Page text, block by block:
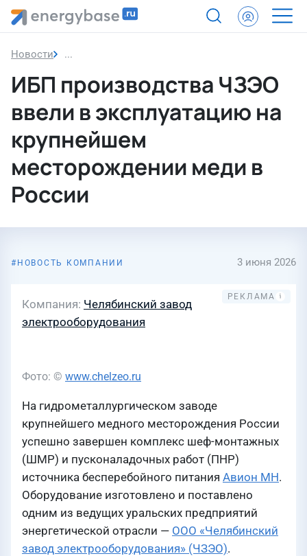
Новости ИБП производства ЧЗЭО ввели в
ИБП производства ЧЗЭО
ввели в эксплуатацию на
крупнейшем
месторождении меди в
России
НОВОСТЬ КОМПАНИИ 3 июня 2026
Компания Челябинский завод
электрооборудования
Фото: © www.chelzeo.ru
На гидрометаллургическом заводе
крупнейшего медного месторождения России
успешно завершен комплекс шеф-монтажных
(ШМР) и пусконаладочных работ (ПНР)
источника бесперебойного питания Авион МН.
Оборудование изготовлено и поставлено
одним из ведущих уральских предприятий
энергетической отрасли — ООО «Челябинский
завод электрооборудования» (ЧЗЭО).